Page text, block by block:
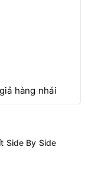
hàng nhái
Side By Side